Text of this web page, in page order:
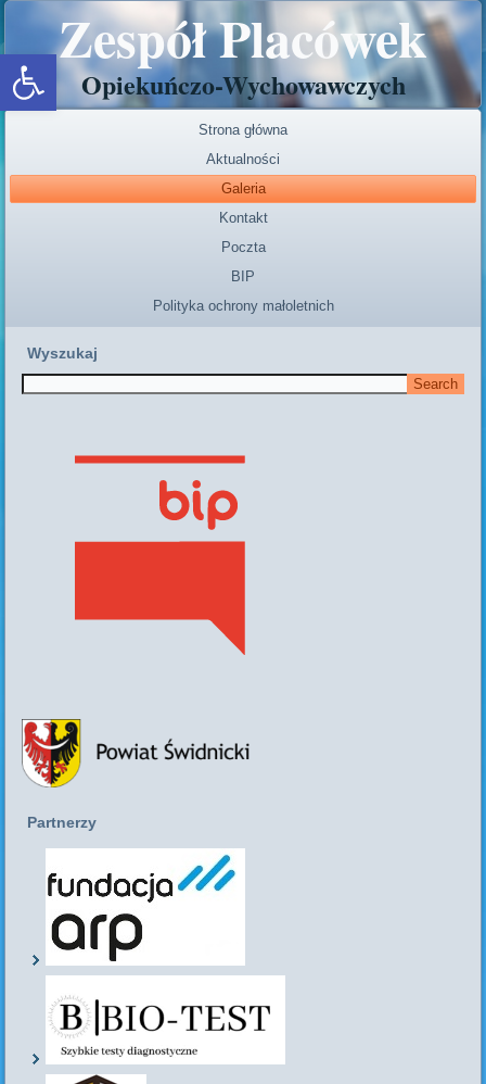
Open toolbarZespół Placówek
Opiekuńczo-Wychowawczych
Strona główna
Aktualności
Galeria
Kontakt
Poczta
BIP
Polityka ochrony małoletnich
Wyszukaj
Partnerzy